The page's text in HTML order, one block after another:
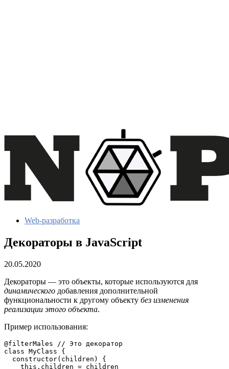
Web-разработка
Декораторы в JavaScript
20.05.2020
Декораторы — это объекты, которые используются для
динамического добавления дополнительной
функциональности к другому объекту без изменения
реализации этого объекта.
Пример использования:
@filterMales // Это декоратор
class MyClass {